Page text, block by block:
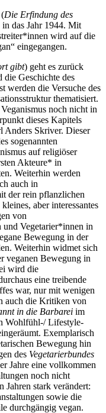
Die Erfindung des
das Jahr 1944. Mit
wird auf die
eingegangen.
gibt) geht es zurück
Geschichte des
werden die Versuche des
thematisiert.
noch nicht in
dieses Kapitels
Anders Skriver. Dieser
sogenannten
auf religiöser
Akteure* in
Weiterhin werden
auch in
der rein pflanzlichen
aber interessantes
von
und Vegetarier*innen in
Bewegung in der
Weiterhin widmet sich
veganen Bewegung in
wird die
eine treibende
war, nur mit wenigen
auch die Kritiken von
in die Barbarei im
Wohlfühl-/ Lifestyle-
Exemplarisch
Bewegung hin
des Vegetarierbundes
Jahre eine vollkommen
noch nicht
Jahren stark verändert:
sowie die
durchgängig vegan.